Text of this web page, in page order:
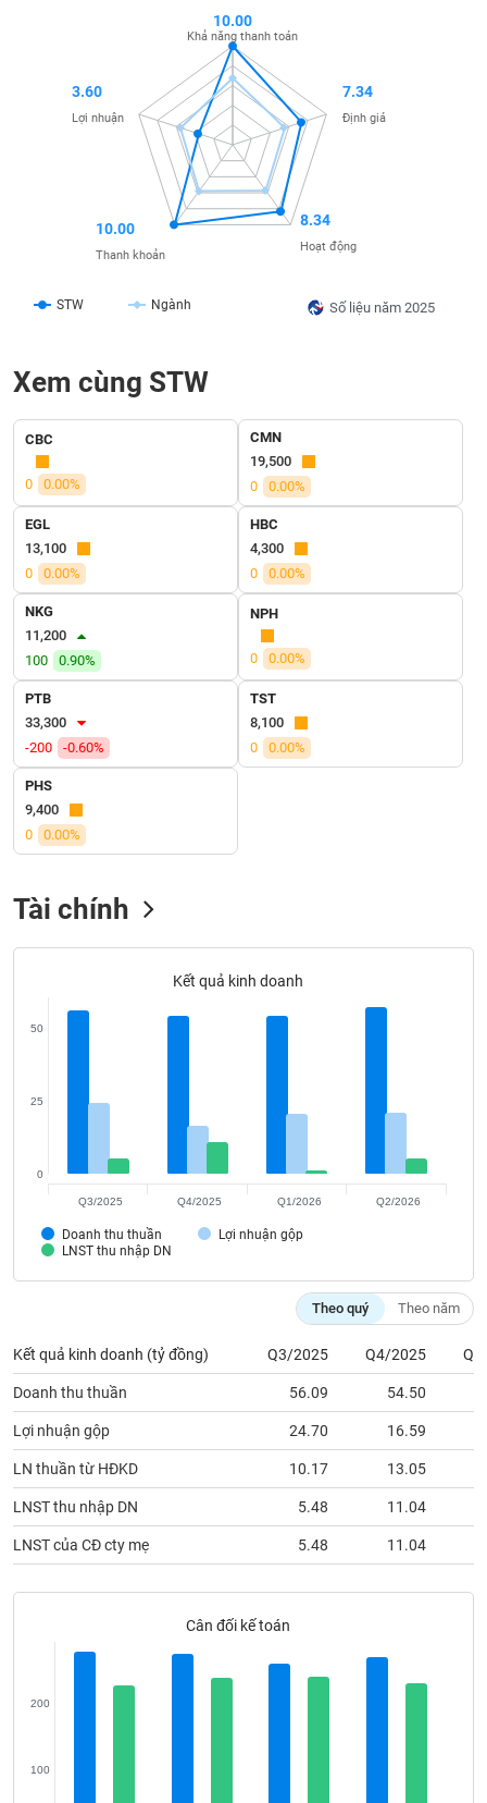
Số liệu năm 2025
STW Ngành
10.00
Khả năng thanh toán
7.34
Định giá
8.34
Hoạt động
10.00
Thanh khoản
3.60
Lợi nhuận
Xem cùng STW
CBC
0 0.00%
CMN
19,500
0
0.00%
EGL
13,100
0
0.00%
HBC
4,300
0
0.00%
NKG
11,200
100
0.90%
NPH
0 0.00%
PTB
33,300
-200
-0.60%
TST
8,100
0
0.00%
PHS
9,400
0
0.00%
Tài chính
Kết quả kinh doanh
Doanh thu thuần
Lợi nhuận gộp
LNST thu nhập DN
0
25
50
Q3/2025 Q4/2025 Q1/2026 Q2/2026
Theo quý Theo năm
Kết quả kinh doanh (tỷ đồng) Q3/2025 Q4/2025
Doanh thu thuần 56.09 54.50
Lợi nhuận gộp 24.70 16.59
LN thuần từ HĐKD 10.17 13.05
LNST thu nhập DN 5.48 11.04
LNST của CĐ cty mẹ 5.48 11.04
Cân đối kế toán
100
200
DỊCH
VỤ
TRUYỀN
THÔNG
TIỆN
ÍCH
BẤT
ĐỘNG
SẢN
chứng
khoán
Chỉ số Chứng chỉ quỹ
Người liên quan Cổ đông lớn
Tin
tức
Bài
giả
(-)
Báo
cáo
phân
tích
(-)
ngữ
vụ
(-)